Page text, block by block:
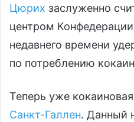
Цюрих заслуженно
центром
недавнего времени
по потреблению
Теперь уже
Санкт-Галлен. Данный